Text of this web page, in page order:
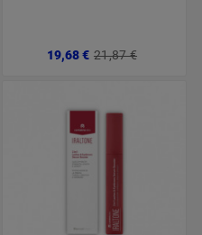
19,68 € 21,87 €